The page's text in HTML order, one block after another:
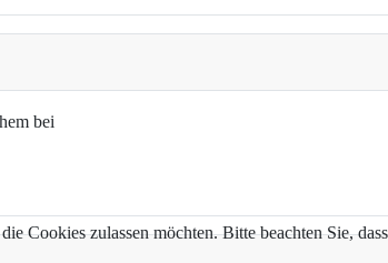
bei
Cookies zulassen möchten. Bitte beachten Sie,